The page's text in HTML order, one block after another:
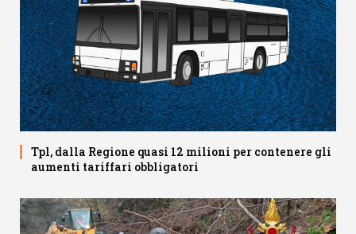
Tpl, dalla Regione quasi 12 milioni per contenere gli
aumenti tariffari obbligatori